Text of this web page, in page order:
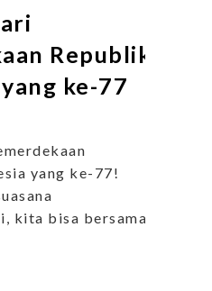
Republik
ke-77
yang ke-77!
kita bisa bersama-